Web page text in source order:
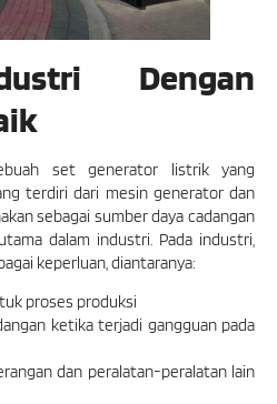
Dengan
set generator listrik yang
terdiri dari mesin generator dan
sebagai sumber daya cadangan
dalam industri. Pada industri,
keperluan, diantaranya:
proses produksi
ketika terjadi gangguan pada
dan peralatan-peralatan lain